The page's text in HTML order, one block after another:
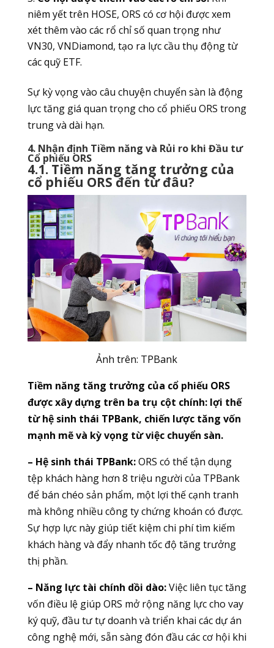
niêm yết trên HOSE, ORS có cơ hội được xem
xét thêm vào các rổ chỉ số quan trọng như
VN30, VNDiamond, tạo ra lực cầu thụ động từ
các quỹ ETF.
Sự kỳ vọng vào câu chuyện chuyển sàn là động
lực tăng giá quan trọng cho cổ phiếu ORS trong
trung và dài hạn.
4. Nhận định Tiềm năng và Rủi ro khi Đầu tư
Cổ phiếu ORS
4.1. Tiềm năng tăng trưởng của
cổ phiếu ORS đến từ đâu?
Ảnh trên: TPBank
Tiềm năng tăng trưởng của cổ phiếu ORS
được xây dựng trên ba trụ cột chính: lợi thế
từ hệ sinh thái TPBank, chiến lược tăng vốn
mạnh mẽ và kỳ vọng từ việc chuyển sàn.
– Hệ sinh thái TPBank:ORS có thể tận dụng
tệp khách hàng hơn 8 triệu người của TPBank
để bán chéo sản phẩm, một lợi thế cạnh tranh
mà không nhiều công ty chứng khoán có được.
Sự hợp lực này giúp tiết kiệm chi phí tìm kiếm
khách hàng và đẩy nhanh tốc độ tăng trưởng
thị phần.
– Năng lực tài chính dồi dào:Việc liên tục tăng
vốn điều lệ giúp ORS mở rộng năng lực cho vay
ký quỹ, đầu tư tự doanh và triển khai các dự án
công nghệ mới, sẵn sàng đón đầu các cơ hội khi